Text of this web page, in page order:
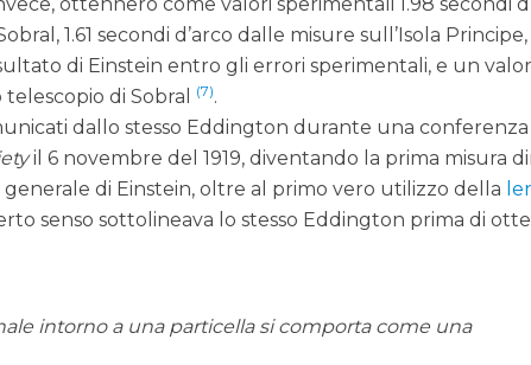
1.61 secondi d’arco dalle misure sull’Isola Principe,
di Einstein entro gli errori sperimentali, e un
telescopio di Sobral
(7).
dallo stesso Eddington durante una conferenza
il 6 novembre del 1919, diventando la prima misura
di Einstein, oltre al primo vero utilizzo della
senso sottolineava lo stesso Eddington prima di
intorno a una particella si comporta come una